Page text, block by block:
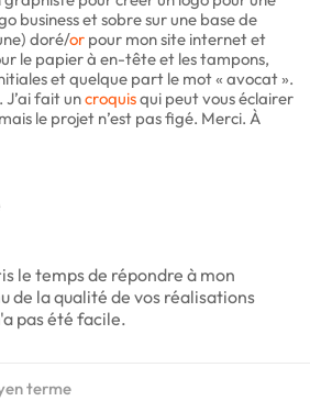
business et sobre sur une base de
doré/or pour mon site internet et
le papier à en-tête et les tampons,
et quelque part le mot « avocat ».
J’ai fait uncroquisqui peut vous éclairer
le projet n’est pas figé. Merci. À
le temps de répondre à mon
de la qualité de vos réalisations
pas été facile.
terme